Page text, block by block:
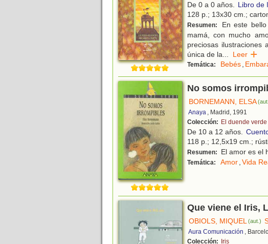
De 0 a 0 años. Libro de
128 p.; 13x30 cm.;
Resumen:
En este
mamá, con mucho
preciosas ilustraciones
única de la... Leer
Temática: Bebés,
No somos
BORNEMANN, ELSA
Anaya , Madrid, 1991
Colección: El duende verde
De 10 a 12 años.
118 p.; 12,5x19 cm.;
Resumen: El amor es el
Temática: Amor Vida
Que viene el Iris,
OBIOLS, MIQUEL(aut.)
Aura Comunicación ,
Colección:
Iris